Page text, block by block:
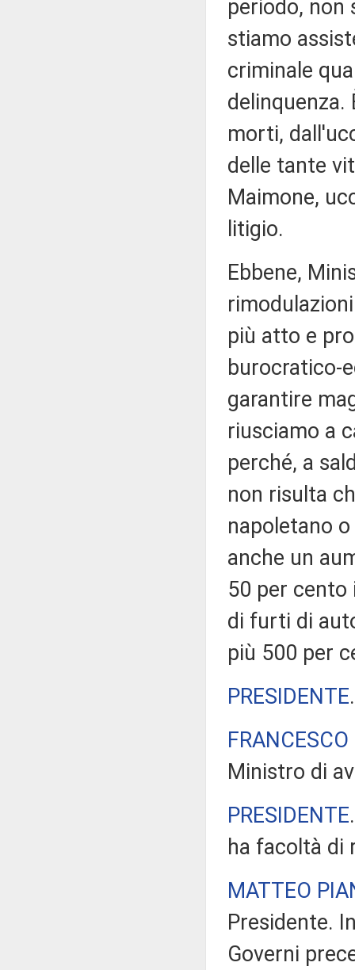
periodo, non
stiamo
criminale
delinquenza.
morti,
delle tante
Maimone,
litigio.
Ebbene,
più atto e
burocratico-
garantire
riusciamo a
perché, a
non risulta
napoletano
anche un
50 per
di furti di
più 500 per
PRESIDENTE
Ministro di
PRESIDENTE
ha facoltà di
MATTEO
Presidente.
Governi